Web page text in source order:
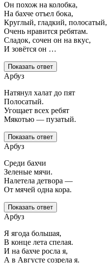
Он похож на колобка,
На бахче отъел бока,
Круглый, гладкий, полосатый,
Очень нравится ребятам.
Сладок, сочен он на вкус,
И зовётся он …
Показать ответ
Арбуз
Натянул халат до пят
Полосатый.
Угощает всех ребят
Мякотью — пузатый.
Показать ответ
Арбуз
Среди бахчи
Зеленые мячи.
Налетела детвора —
От мячей одна кора.
Показать ответ
Арбуз
Я ягода большая,
В конце лета спелая.
И на бахче росла я,
А в Августе созрела я.